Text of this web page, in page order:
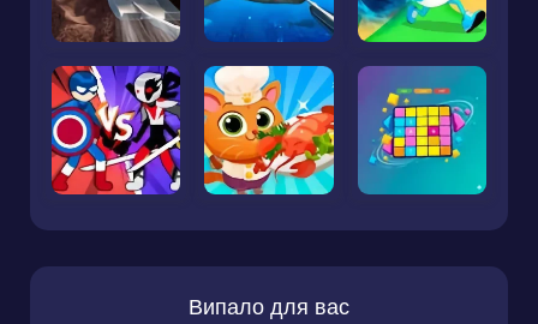
Випало для вас